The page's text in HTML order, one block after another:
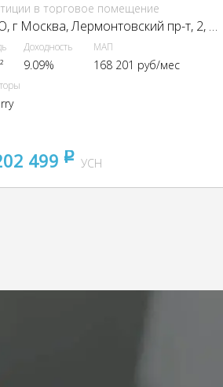
в торговое помещение
ЮВАО, г Москва, Лермонтовский пр-т, 2, кор. 1
Доходность
9.09%
МАП
168 201 руб/мес
499 pуб
УСН